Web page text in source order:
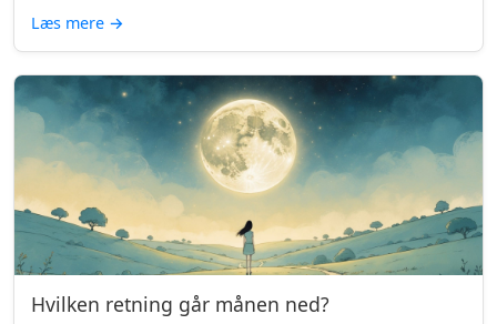
Læs mere →
Hvilken retning går månen ned?